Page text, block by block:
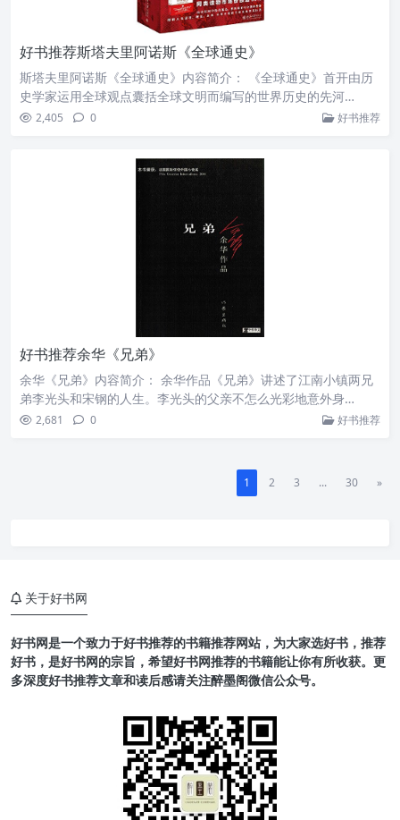
好书推荐斯塔夫里阿诺斯《全球通史》
斯塔夫里阿诺斯《全球通史》内容简介： 《全球通史》首开由历
史学家运用全球观点囊括全球文明而编写的世界历史的先河…
2,405 0 好书推荐
好书推荐余华《兄弟》
余华《兄弟》内容简介： 余华作品《兄弟》讲述了江南小镇两兄
弟李光头和宋钢的人生。李光头的父亲不怎么光彩地意外身…
2,681 0 好书推荐
1 2 3 ... 30 »
关于好书网
好书网是一个致力于好书推荐的书籍推荐网站，为大家选好书，推荐
好书，是好书网的宗旨，希望好书网推荐的书籍能让你有所收获。更
多深度好书推荐文章和读后感请关注醉墨阁微信公众号。